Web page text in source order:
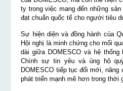
ty trong việc mang đến những
đạt chuẩn quốc tế cho người tiêu
Sự hiện diện và đồng hành của
Hội nghị là minh chứng cho mối
dài giữa DOMESCO và hệ
Chính sự tin yêu và ủng hộ
DOMESCO tiếp tục đổi mới, nâng
phát triển mạnh mẽ hơn trong thời